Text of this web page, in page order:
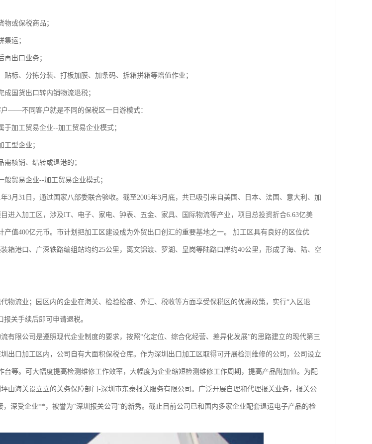
或保税商品；
运；
出口业务；
标、分拣分装、打板加膜、加条码、拆箱拼箱等增值作业；
国货出口转内销物流退税；
——不同客户就是不同的保税区一日游模式：
加工贸易企业--加工贸易企业模式；
型企业；
核销、结转或退港的；
贸易企业--加工贸易企业模式；
3月31日，通过国家八部委联合验收。截至2005年3月底，共已吸引来自美国、日本、法国、意大利、加
进入加工区，涉及IT、电子、家电、钟表、五金、家具、国际物流等产业，项目总投资折合6.63亿美
产值400亿元币。市计划把加工区建设成为外贸出口创汇的重要基地之一。 加工区具有良好的区位优
箱港口、广深铁路编组站均约25公里，离文锦渡、罗湖、皇岗等陆路口岸约40公里，形成了海、陆、空
物流业；园区内的企业在海关、检验检疫、外汇、税收等方面享受保税区的优惠政策，实行“入区退
关手续后即可申请退税。
有限公司是遵照现代企业制度的要求，按照“化定位、综合化经营、差异化发展”的思路建立的现代第三
出口加工区内，公司自有大面积保税仓库。作为深圳出口加工区取得可开展检测维修的公司，公司设立
台等。可大幅度提高检测维修工作效率，大幅度为企业缩短检测维修工作周期，提高产品附加值。为配
山海关设立立的关务保障部门-深圳市东泰报关服务有限公司。广泛开展自理和代理报关业务，报关公
，深受企业**，被誉为“深圳报关公司”的新秀。截止目前公司已和国内多家企业配套退运电子产品的检